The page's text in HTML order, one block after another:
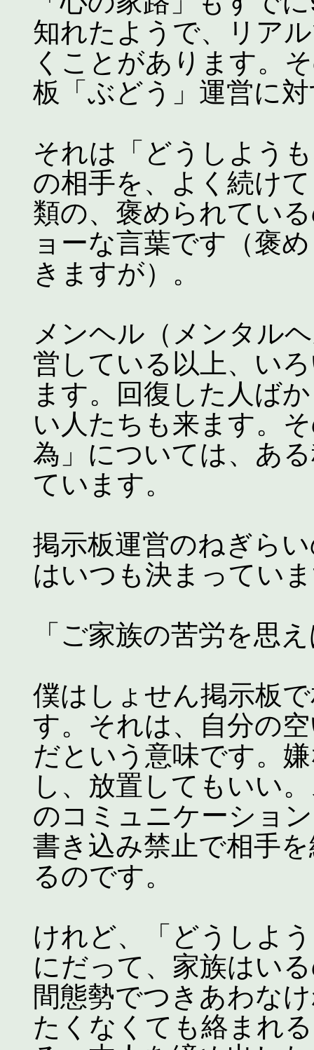
知れたようで、リア
くことがあります。
板「ぶどう」運営に
それは「どうしよう
の相手を、よく続け
類の、褒められてい
ョーな言葉です（褒
きますが）。
メンヘル（メンタル
営している以上、い
ます。回復した人ば
い人たちも来ます。
為」については、あ
ています。
掲示板運営のねぎら
はいつも決まってい
「ご家族の苦労を思
僕はしょせん掲示板
す。それは、自分の
だという意味です。
し、放置してもいい
のコミュニケーショ
書き込み禁止で相手
るのです。
けれど、「どうしよ
にだって、家族はい
間態勢でつきあわな
たくなくても絡まれ